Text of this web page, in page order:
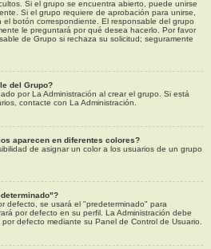
Si el grupo se encuentra abierto, puede unirse
Si el grupo requiere de aprobación para unirse,
botón correspondiente. El responsable del grupo
le preguntará por qué desea hacerlo. Por favor
de Grupo si rechaza su solicitud; seguramente
del Grupo?
por La Administración al crear el grupo. Si está
contacte con La Administración.
aparecen en diferentes colores?
de asignar un color a los usuarios de un grupo
defecto, se usará el "predeterminado" para
por defecto en su perfil. La Administración debe
defecto mediante su Panel de Control de Usuario.